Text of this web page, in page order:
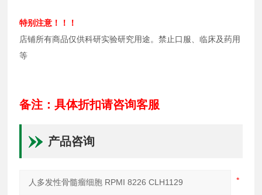
特别注意！！！
店铺所有商品仅供科研实验研究用途。禁止口服、临床及药用
等
备注：具体折扣请咨询客服
产品咨询